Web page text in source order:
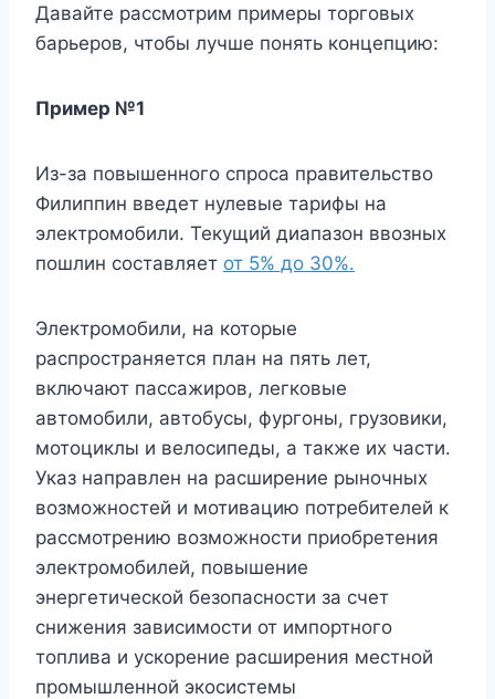
Давайте рассмотрим примеры торговых
барьеров, чтобы лучше понять концепцию:
Пример №1
Из-за повышенного спроса правительство
Филиппин введет нулевые тарифы на
электромобили. Текущий диапазон ввозных
пошлин составляет от 5% до 30%.
Электромобили, на которые
распространяется план на пять лет,
включают пассажиров, легковые
автомобили, автобусы, фургоны, грузовики,
мотоциклы и велосипеды, а также их части.
Указ направлен на расширение рыночных
возможностей и мотивацию потребителей к
рассмотрению возможности приобретения
электромобилей, повышение
энергетической безопасности за счет
снижения зависимости от импортного
топлива и ускорение расширения местной
промышленной экосистемы